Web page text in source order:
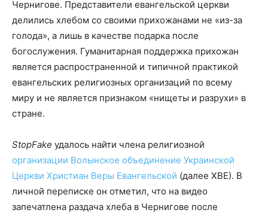
Чернигове. Представители евангельской церкви
делились хлебом со своими прихожанами не «из-за
голода», а лишь в качестве подарка после
богослужения. Гуманитарная поддержка прихожан
является распространенной и типичной практикой
евангельских религиозных организаций по всему
миру и не является признаком «нищеты и разрухи» в
стране.
StopFake удалось найти члена религиозной
организации Волынское объединение Украинской
Церкви Христиан Веры Евангельской (далее ХВЕ). В
личной переписке он отметил, что на видео
запечатлена раздача хлеба в Чернигове после